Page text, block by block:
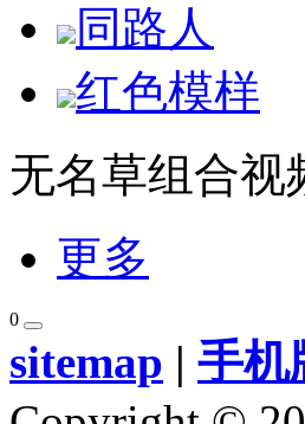
同路人
红色模样
无名草组合视
更多
0
sitemap | 手机